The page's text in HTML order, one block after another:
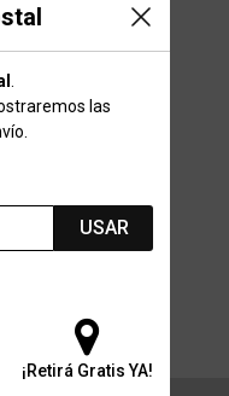
las
USAR
¡Retirá Gratis YA!